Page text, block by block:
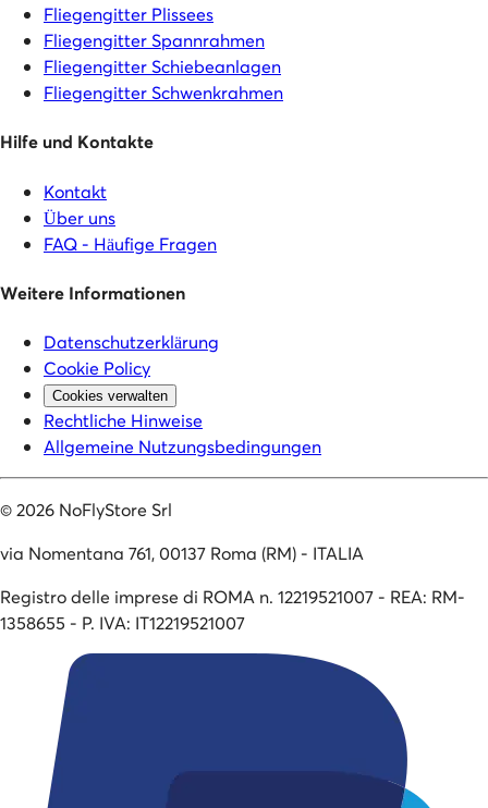
Fliegengitter Plissees
Fliegengitter Spannrahmen
Fliegengitter Schiebeanlagen
Fliegengitter Schwenkrahmen
Hilfe und Kontakte
Kontakt
Über uns
FAQ - Häufige Fragen
Weitere Informationen
Datenschutzerklärung
Cookie Policy
Cookies verwalten
Rechtliche Hinweise
Allgemeine Nutzungsbedingungen
©2026 NoFlyStore Srl
via Nomentana 761, 00137 Roma (RM) - ITALIA
Registro delle imprese di ROMA n. 12219521007 - REA: RM-
1358655 - P. IVA: IT12219521007